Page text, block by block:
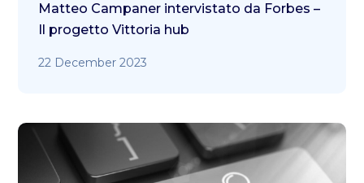
Matteo Campaner intervistato da Forbes –
Il progetto Vittoria hub
22 December 2023